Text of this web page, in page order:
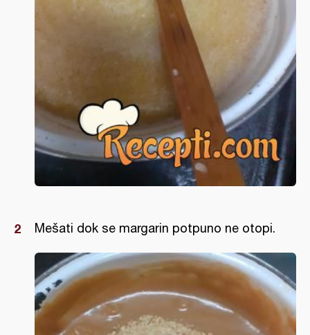
Mešati dok se margarin potpuno ne otopi.